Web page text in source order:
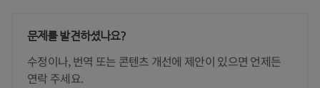
문제를 발견하셨나요?
수정이나, 번역 또는 콘텐츠 개선에 제안이 있으면 언제든
연락 주세요.